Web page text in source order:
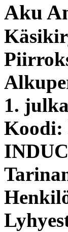
Aku
1.
Koodi: